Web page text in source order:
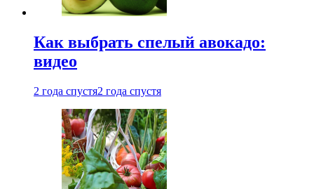
Как выбрать спелый авокадо:
видео
2 года спустя2 года спустя